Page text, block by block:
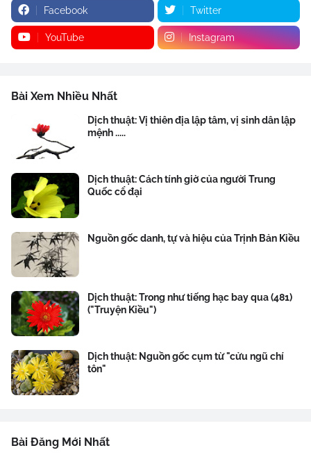
Facebook Twitter
YouTube Instagram
Bài Xem Nhiều Nhất
Dịch thuật: Vị thiên địa lập tâm, vị sinh dân lập
mệnh .....
Dịch thuật: Cách tính giờ của người Trung
Quốc cổ đại
Nguồn gốc danh, tự và hiệu của Trịnh Bản Kiều
Dịch thuật: Trong như tiếng hạc bay qua (481)
("Truyện Kiều")
Dịch thuật: Nguồn gốc cụm từ "cửu ngũ chí
tôn"
Bài Đăng Mới Nhất